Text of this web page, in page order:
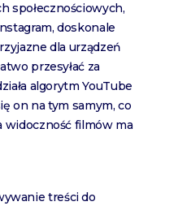
społecznościowych,
doskonale
dla urządzeń
przesyłać za
algorytm YouTube
on na tym samym, co
widoczność filmów ma
treści do